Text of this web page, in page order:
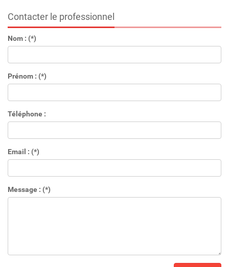
Contacter le professionnel
Nom : (*)
Prénom : (*)
Téléphone :
Email : (*)
Message : (*)